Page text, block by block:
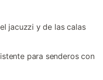
jacuzzi y de las calas
para senderos con